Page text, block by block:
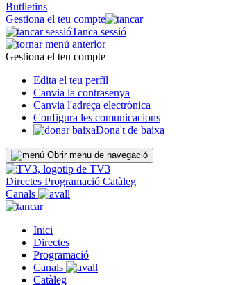
Butlletins
Gestiona el teu compte
Tanca sessió
Gestiona el teu compte
Edita el teu perfil
Canvia la contrasenya
Canvia l'adreça electrònica
Configura les comunicacions
Dona't de baixa
Obrir menu de navegació
Directes Programació Catàleg
Canals
Inici
Directes
Programació
Canals
Catàleg